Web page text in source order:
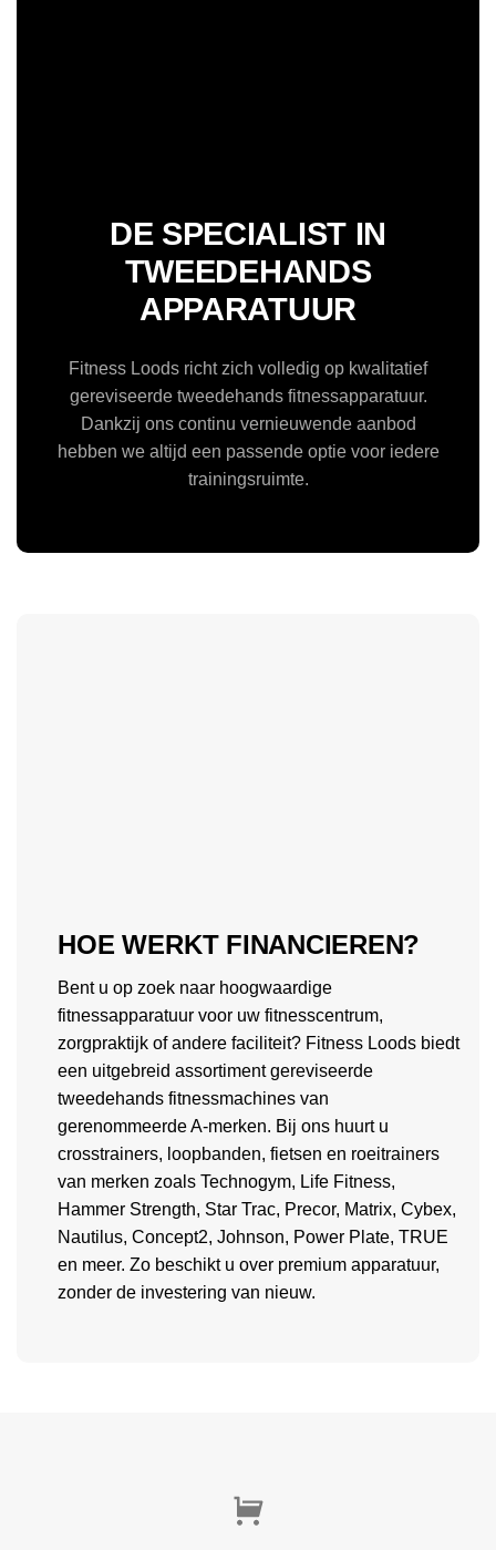
DE SPECIALIST IN
TWEEDEHANDS
APPARATUUR
Fitness Loods richt zich volledig op kwalitatief
gereviseerde tweedehands fitnessapparatuur.
Dankzij ons continu vernieuwende aanbod
hebben we altijd een passende optie voor iedere
trainingsruimte.
HOE WERKT FINANCIEREN?
Bent u op zoek naar hoogwaardige
fitnessapparatuur voor uw fitnesscentrum,
zorgpraktijk of andere faciliteit? Fitness Loods biedt
een uitgebreid assortiment gereviseerde
tweedehands fitnessmachines van
gerenommeerde A-merken. Bij ons huurt u
crosstrainers, loopbanden, fietsen en roeitrainers
van merken zoals Technogym, Life Fitness,
Hammer Strength, Star Trac, Precor, Matrix, Cybex,
Nautilus, Concept2, Johnson, Power Plate, TRUE
en meer. Zo beschikt u over premium apparatuur,
zonder de investering van nieuw.